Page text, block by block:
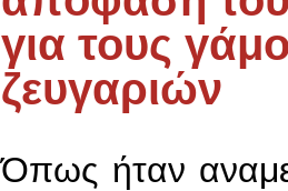
για τους
ζευγαριών
Όπως ήταν